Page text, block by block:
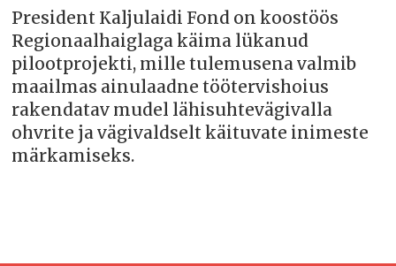
President Kaljulaidi Fond on koostöös
Regionaalhaiglaga käima lükanud
pilootprojekti, mille tulemusena valmib
maailmas ainulaadne töötervishoius
rakendatav mudel lähisuhtevägivalla
ohvrite ja vägivaldselt käituvate inimeste
märkamiseks.